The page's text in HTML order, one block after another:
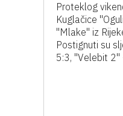
Proteklog
Kuglačice
"Mlake" iz
Postignuti su
5:3, "Velebit 2"